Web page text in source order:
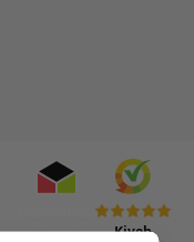
Kiyoh